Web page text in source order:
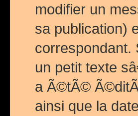
modifier un
sa publication)
un petit texte
a Ã©tÃ©
ainsi que la